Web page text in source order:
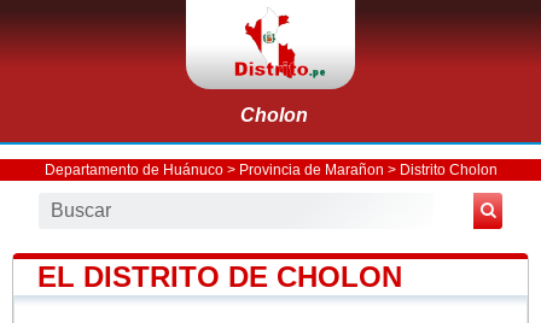
Cholon
Departamento de Huánuco> Provincia de Marañon > Distrito Cholon
EL DISTRITO DE CHOLON